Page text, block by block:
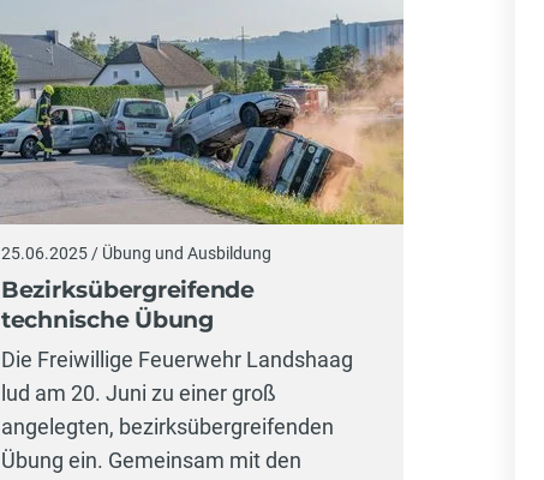
25.06.2025 / Übung und Ausbildung
Bezirksübergreifende
technische Übung
Die Freiwillige Feuerwehr Landshaag
lud am 20. Juni zu einer groß
angelegten, bezirksübergreifenden
Übung ein. Gemeinsam mit den